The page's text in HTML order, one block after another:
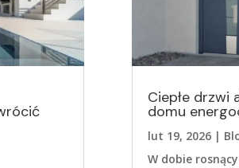
Ciepłe drzwi
domu
lut 19, 2026|
W dobie